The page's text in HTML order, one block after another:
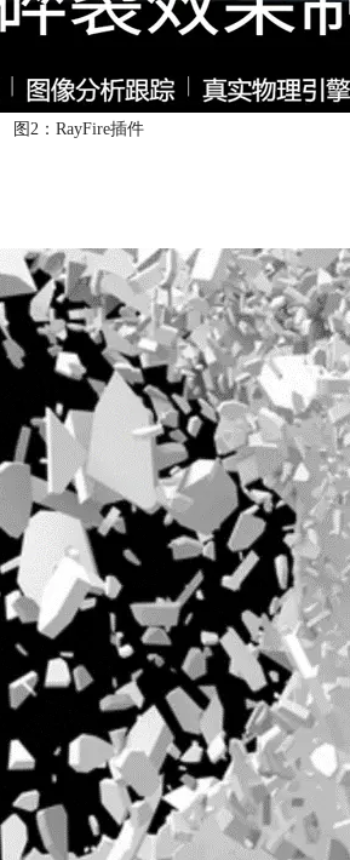
图2：RayFire插件